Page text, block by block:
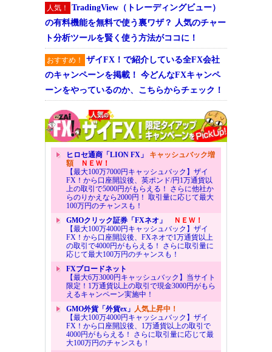
人気！
TradingView（トレーディングビュー）
の有料機能を無料で使う裏ワザ？ 人気のチャー
ト分析ツールを賢く使う方法がココに！
おすすめ！
ザイFX！で紹介している全FX会社
のキャンペーンを掲載！ 今どんなFXキャンペ
ーンをやっているのか、こちらからチェック！
ヒロセ通商「LION FX」 キャッシュバック増
額ＮＥＷ！
【最大100万7000円キャッシュバック】ザイ
FX！から口座開設後、英ポンド/円1万通貨以
上の取引で5000円がもらえる！ さらに他社か
らのりかえなら2000円！ 取引量に応じて最大
100万円のチャンスも！
GMOクリック証券「FXネオ」
ＮＥＷ！
【最大100万4000円キャッシュバック】ザイ
FX！から口座開設後、FXネオで1万通貨以上
の取引で4000円がもらえる！ さらに取引量に
応じて最大100万円のチャンスも！
FXブロードネット
【最大6万3000円キャッシュバック】当サイト
限定！1万通貨以上の取引で現金3000円がもら
えるキャンペーン実施中！
GMO外貨「外貨ex」 人気上昇中！
【最大100万4000円キャッシュバック】ザイ
FX！から口座開設後、1万通貨以上の取引で
4000円がもらえる！ さらに取引量に応じて最
大100万円のチャンスも！